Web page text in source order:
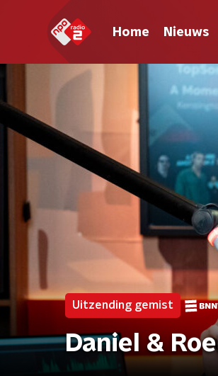
Home Nieuws
Uitzending gemist
Daniel &